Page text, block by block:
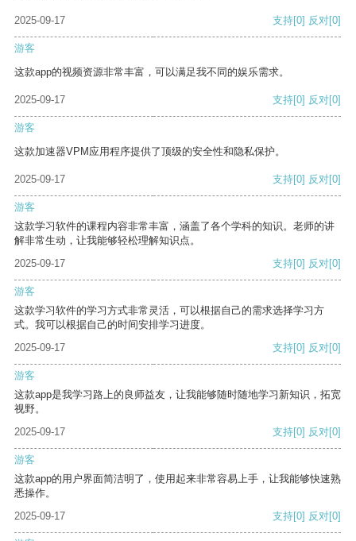
2025-09-17 支持[0] 反对[0]
游客
这款app的视频资源非常丰富，可以满足我不同的娱乐需求。
2025-09-17 支持[0] 反对[0]
游客
这款加速器VPM应用程序提供了顶级的安全性和隐私保护。
2025-09-17 支持[0] 反对[0]
游客
这款学习软件的课程内容非常丰富，涵盖了各个学科的知识。老师的讲
解非常生动，让我能够轻松理解知识点。
2025-09-17
支持[0] 反对[0]
游客
这款学习软件的学习方式非常灵活，可以根据自己的需求选择学习方
式。我可以根据自己的时间安排学习进度。
2025-09-17
支持[0] 反对[0]
游客
这款app是我学习路上的良师益友，让我能够随时随地学习新知识，拓宽
视野。
2025-09-17
支持[0] 反对[0]
游客
这款app的用户界面简洁明了，使用起来非常容易上手，让我能够快速熟
悉操作。
2025-09-17
支持[0] 反对[0]